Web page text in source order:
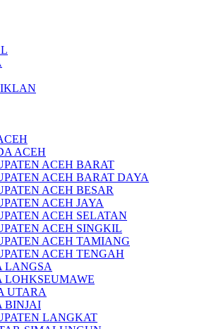
ACEH
ACEH BARAT
ACEH BARAT DAYA
ACEH BESAR
ACEH JAYA
ACEH SELATAN
ACEH SINGKIL
ACEH TAMIANG
ACEH TENGAH
LANGSA
LOHKSEUMAWE
UTARA
BINJAI
LANGKAT